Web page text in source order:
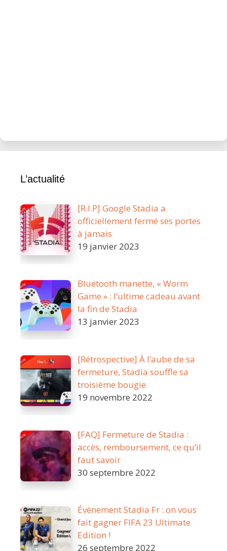
L’actualité
[R.I.P] Google Stadia a
officiellement fermé ses portes
à jamais
19 janvier 2023
Bluetooth manette, « Worm
Game » : l’ultime cadeau avant
la fin de Stadia
13 janvier 2023
[Rétrospective] À l’aube de sa
fermeture, Stadia souffle sa
troisième bougie
19 novembre 2022
[FAQ] Fermeture de Stadia :
accès, remboursement, ce qu’il
faut savoir
30 septembre 2022
Évènement Stadia Fr : on vous
fait gagner FIFA 23 Ultimate
Edition !
26 septembre 2022